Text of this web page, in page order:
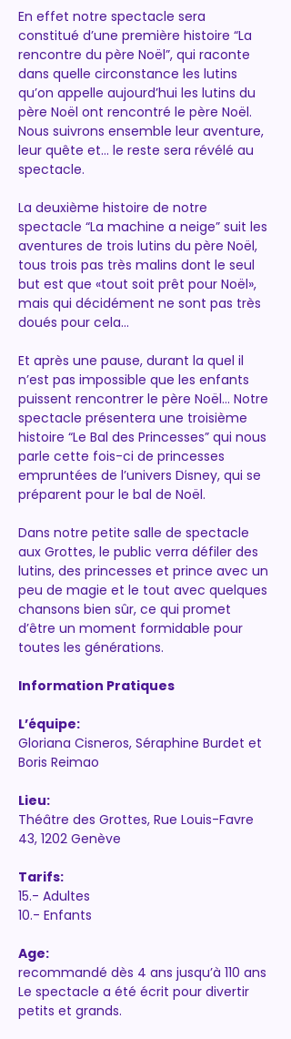
En effet notre spectacle sera
constitué d’une première histoire “La
rencontre du père Noël”, qui raconte
dans quelle circonstance les lutins
qu’on appelle aujourd’hui les lutins du
père Noël ont rencontré le père Noël.
Nous suivrons ensemble leur aventure,
leur quête et… le reste sera révélé au
spectacle.
La deuxième histoire de notre
spectacle “La machine a neige” suit les
aventures de trois lutins du père Noël,
tous trois pas très malins dont le seul
but est que «tout soit prêt pour Noël»,
mais qui décidément ne sont pas très
doués pour cela...
Et après une pause, durant la quel il
n’est pas impossible que les enfants
puissent rencontrer le père Noël… Notre
spectacle présentera une troisième
histoire “Le Bal des Princesses” qui nous
parle cette fois-ci de princesses
empruntées de l’univers Disney, qui se
préparent pour le bal de Noël.
Dans notre petite salle de spectacle
aux Grottes, le public verra défiler des
lutins, des princesses et prince avec un
peu de magie et le tout avec quelques
chansons bien sûr, ce qui promet
d’être un moment formidable pour
toutes les générations.
Information Pratiques
L’équipe:
Gloriana Cisneros, Séraphine Burdet et
Boris Reimao
Lieu:
Théâtre des Grottes, Rue Louis-Favre
43, 1202 Genève
Tarifs:
15.- Adultes
10.- Enfants
Age:
recommandé dès 4 ans jusqu’à 110 ans
Le spectacle a été écrit pour divertir
petits et grands.